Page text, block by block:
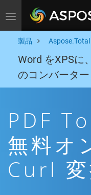
Toggle navigation
製品 Aspose.Total
Word をXPSに
のコンバータ
PDF
無料オ
Curl 変